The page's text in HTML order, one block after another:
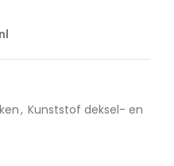
, Kunststof deksel- en